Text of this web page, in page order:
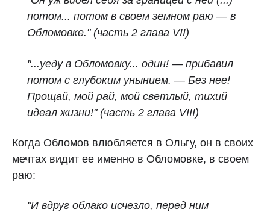
потом... потом в своем земном раю — в
Обломовке." (часть 2 глава VII)
"...уеду в Обломовку... один! — прибавил
потом с глубоким унынием. — Без нее!
Прощай, мой рай, мой светлый, тихий
идеал жизни!" (часть 2 глава VIII)
Когда Обломов влюбляется в Ольгу, он в своих
мечтах видит ее именно в Обломовке, в своем
раю:
"И вдруг облако исчезло, перед ним